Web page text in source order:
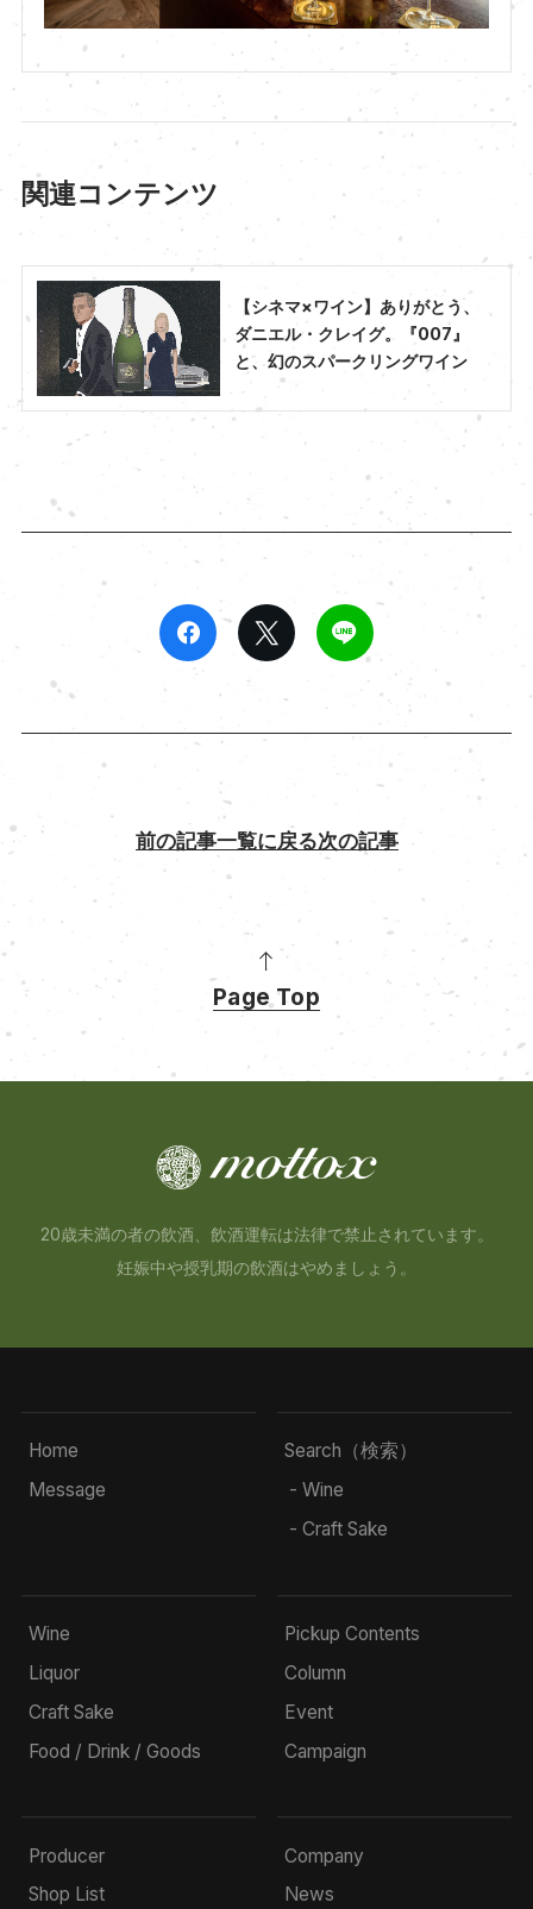
関連コンテンツ
【シネマ×ワイン】ありがとう、
ダニエル・クレイグ。『007』
と、幻のスパークリングワイン
前の記事一覧に戻る次の記事
Page Top
20歳未満の者の飲酒、飲酒運転は法律で禁止されています。
妊娠中や授乳期の飲酒はやめましょう。
Home
Message
Search（検索）
- Wine
- Craft Sake
Wine
Liquor
Craft Sake
Food / Drink / Goods
Pickup Contents
Column
Event
Campaign
Producer
Shop List
Company
News